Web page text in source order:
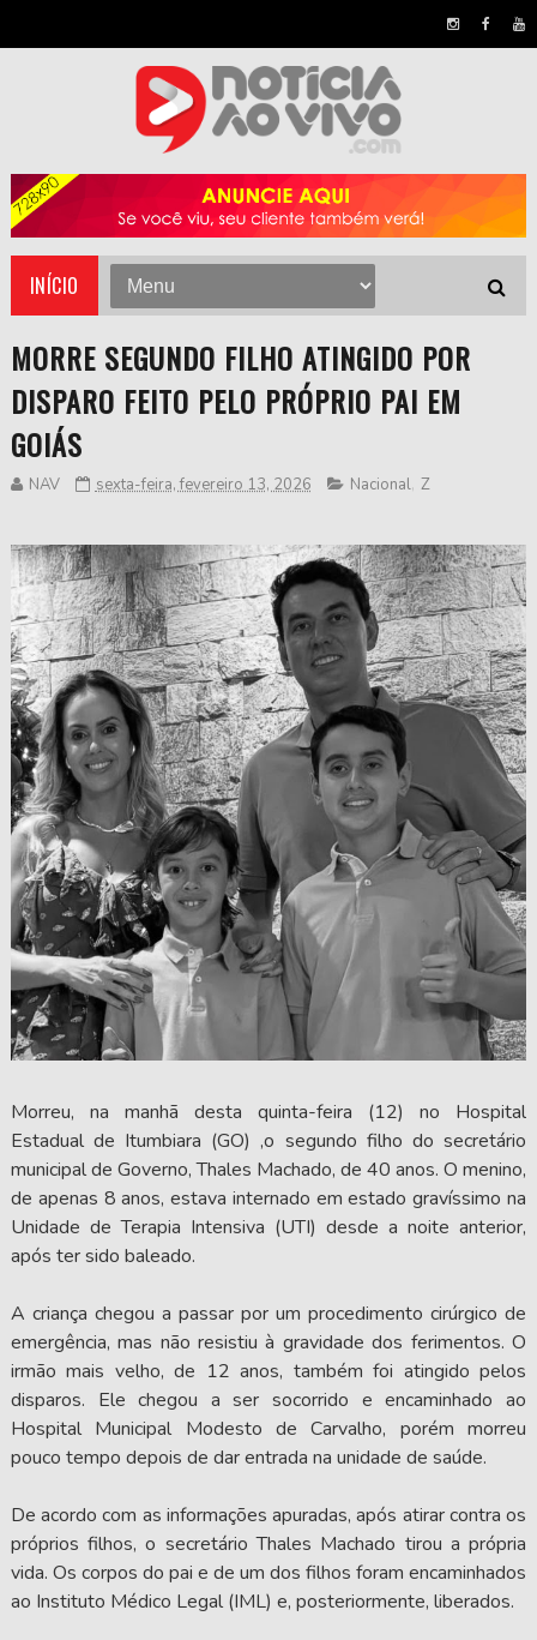
INÍCIO
MORRE SEGUNDO FILHO ATINGIDO POR
DISPARO FEITO PELO PRÓPRIO PAI EM
GOIÁS
NAV sexta-feira, fevereiro 13, 2026 Nacional, Z
Morreu, na manhã desta quinta-feira (12) no Hospital
Estadual de Itumbiara (GO) ,o segundo filho do secretário
municipal de Governo, Thales Machado, de 40 anos. O menino,
de apenas 8 anos, estava internado em estado gravíssimo na
Unidade de Terapia Intensiva (UTI) desde a noite anterior,
após ter sido baleado.
A criança chegou a passar por um procedimento cirúrgico de
emergência, mas não resistiu à gravidade dos ferimentos. O
irmão mais velho, de 12 anos, também foi atingido pelos
disparos. Ele chegou a ser socorrido e encaminhado ao
Hospital Municipal Modesto de Carvalho, porém morreu
pouco tempo depois de dar entrada na unidade de saúde.
De acordo com as informações apuradas, após atirar contra os
próprios filhos, o secretário Thales Machado tirou a própria
vida. Os corpos do pai e de um dos filhos foram encaminhados
ao Instituto Médico Legal (IML) e, posteriormente, liberados.